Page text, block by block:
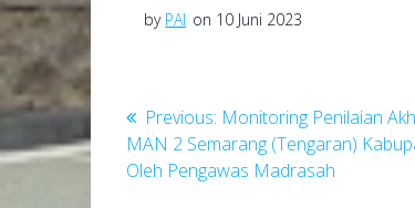
by PAI on 10 Juni 2023
Navigasi
pos
Previous: Previous
post:
Monitoring Penilaian
MAN 2 Semarang (Tengaran)
Oleh Pengawas Madrasah